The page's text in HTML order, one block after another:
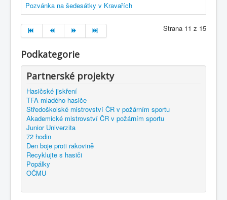
Pozvánka na šedesátky v Kravařích
Strana 11 z 15
Podkategorie
Partnerské projekty
Hasičské jiskření
TFA mladého hasiče
Středoškolské mistrovství ČR v požárním sportu
Akademické mistrovství ČR v požárním sportu
Junior Univerzita
72 hodin
Den boje proti rakovině
Recyklujte s hasiči
Popálky
OČMU